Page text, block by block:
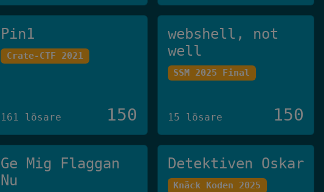
Pin1
Crate-CTF 2021
161 lösare 150
webshell, not
well
SSM 2025 Final
15 lösare 150
Ge Mig Flaggan
Nu
Detektiven Oskar
Knäck Koden 2025